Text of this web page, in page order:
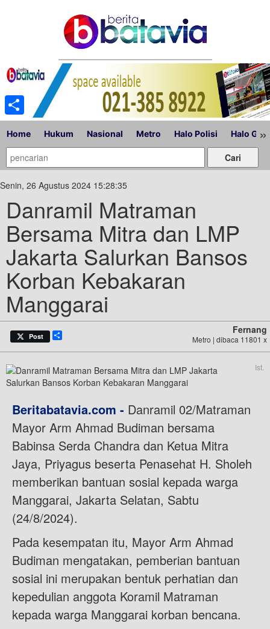
Home Hukum Nasional Metro Halo Polisi Halo »
Senin, 26 Agustus 2024 15:28:35
Danramil Matraman
Bersama Mitra dan LMP
Jakarta Salurkan Bansos
Korban Kebakaran
Manggarai
Post
Fernang
Metro | dibaca 11801 x
Ist.
Beritabatavia.com - Danramil 02/Matraman
Mayor Arm Ahmad Budiman bersama
Babinsa Serda Chandra dan Ketua Mitra
Jaya, Priyagus beserta Penasehat H. Sholeh
memberikan bantuan sosial kepada warga
Manggarai, Jakarta Selatan, Sabtu
(24/8/2024).
Pada kesempatan itu, Mayor Arm Ahmad
Budiman mengatakan, pemberian bantuan
sosial ini merupakan bentuk perhatian dan
kepedulian anggota Koramil Matraman
kepada warga Manggarai korban bencana.
Share